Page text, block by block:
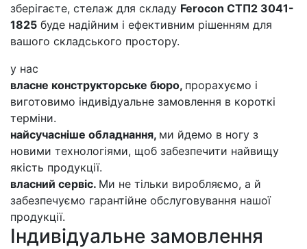
зберігаєте, стелаж для складу Ferocon СТП2 3041-
1825 буде надійним і ефективним рішенням для
вашого складського простору.
у нас
власне конструкторське бюро, прорахуємо і
виготовимо індивідуальне замовлення в короткі
терміни.
найсучасніше обладнання, ми йдемо в ногу з
новими технологіями, щоб забезпечити найвищу
якість продукції.
власний сервіс. Ми не тільки виробляємо, а й
забезпечуємо гарантійне обслуговування нашої
продукції.
Індивідуальне замовлення